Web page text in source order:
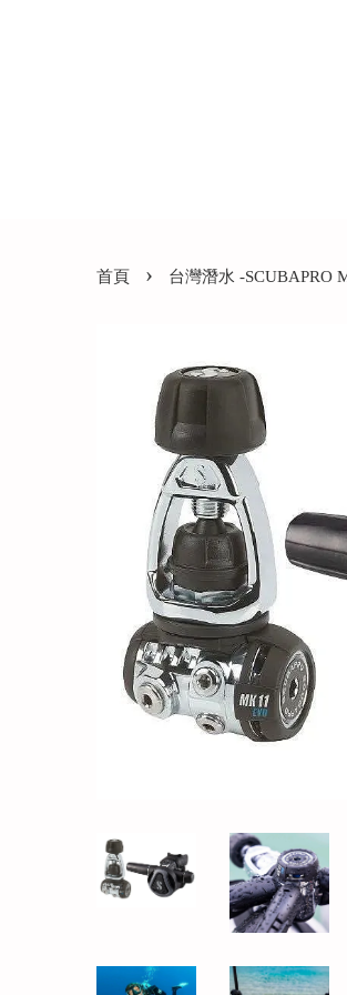
首頁 › 台灣潛水 -SCUBAPRO